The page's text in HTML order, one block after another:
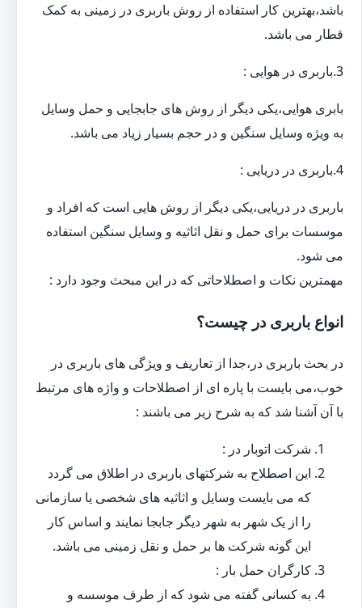
باشد،بهترین کار استفاده از روش باربری در زمینی به کمک
قطار می باشد.
3.باربری در هوایی :
بابری هوایی،یکی دیگر از روش های جابجایی و حمل وسایل
به ویژه وسایل سنگین و در حجم بسیار زیاد می باشد.
4.باربری در دریایی :
باربری در دریایی،یکی دیگر از روش هایی است که افراد و
موسسات برای حمل و نقل اثاثیه و وسایل سنگین استفاده
می شود.
مهمترین نکات و اصطلاحاتی که در این مبحث وجود دارد :
انواع باربری در چیست؟
در بحث باربری در،جدا از تعاریف و ویژگی های باربری در
خوب،می بایست با پاره ای از اصطلاحات و واژه های مرتبط
با آن آشنا شد که به شرح زیر می باشند :
شرکت اتوبار در :
این اصطلاح به شرکتهای باربری در اطلاق می گردد
که می بایست وسایل و اثاثیه های شخصی یا سازمانی
را از یک شهر به شهر دیگر جابجا نمایند و اساس کار
این گونه شرکت ها بر حمل و نقل زمینی می باشد.
کارگران حمل بار :
به کسانی گفته می شود که از طرف موسسه و